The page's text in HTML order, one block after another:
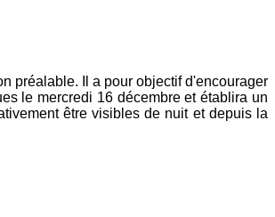
préalable. Il a pour objectif d'encourager
le mercredi 16 décembre et établira un
être visibles de nuit et depuis la